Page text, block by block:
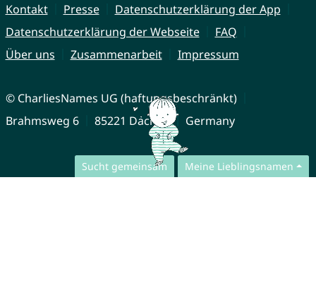
Sucht gemeinsam Meine Lieblingsnamen
Kontakt Presse
Datenschutzerklärung der App
Datenschutzerklärung der Webseite
FAQ
Über uns
Zusammenarbeit Impressum
© CharliesNames UG (haftungsbeschränkt)
Brahmsweg 6
85221 Dachau Germany